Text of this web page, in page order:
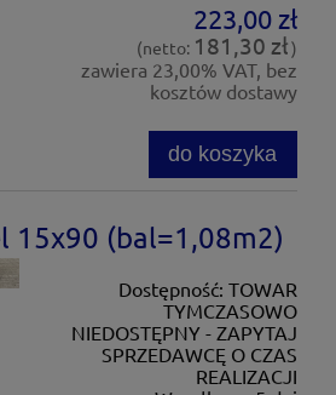
223,00 zł
(netto: 181,30 zł)
zawiera 23,00% VAT, bez
kosztów dostawy
do koszyka
15x90 (bal=1,08m2)
Dostępność: TOWAR
TYMCZASOWO
NIEDOSTĘPNY - ZAPYTAJ
SPRZEDAWCĘ O CZAS
REALIZACJI